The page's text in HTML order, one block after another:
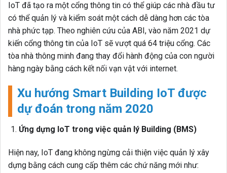
IoT đã tạo ra một cổng thông tin có thể giúp các nhà đầu tư
có thể quản lý và kiểm soát một cách dễ dàng hơn các tòa
nhà phức tạp. Theo nghiên cứu của ABI, vào năm 2021 dự
kiến cổng thông tin của IoT sẽ vượt quá 64 triệu cổng. Các
tòa nhà thông minh đang thay đổi hành động của con người
hàng ngày bằng cách kết nối vạn vật với internet.
Xu hướng Smart Building IoT được
dự đoán trong năm 2020
Ứng dựng IoT trong việc quản lý Building (BMS)
Hiện nay, IoT đang không ngừng cải thiện việc quản lý xây
dựng bằng cách cung cấp thêm các chứ năng mới như: